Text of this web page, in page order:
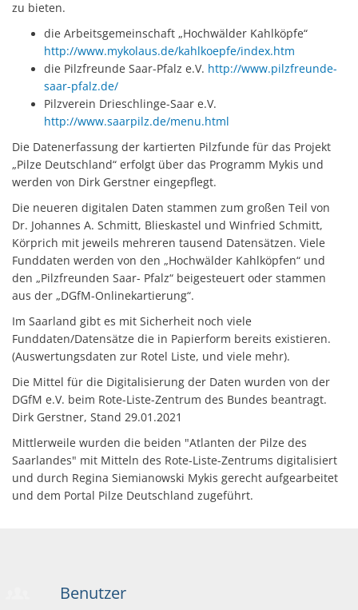
zu bieten.
die Arbeitsgemeinschaft „Hochwälder Kahlköpfe“
http://www.mykolaus.de/kahlkoepfe/index.htm
die Pilzfreunde Saar-Pfalz e.V. http://www.pilzfreunde-
saar-pfalz.de/
Pilzverein Drieschlinge-Saar e.V.
http://www.saarpilz.de/menu.html
Die Datenerfassung der kartierten Pilzfunde für das Projekt
„Pilze Deutschland“ erfolgt über das Programm Mykis und
werden von Dirk Gerstner eingepflegt.
Die neueren digitalen Daten stammen zum großen Teil von
Dr. Johannes A. Schmitt, Blieskastel und Winfried Schmitt,
Körprich mit jeweils mehreren tausend Datensätzen. Viele
Funddaten werden von den „Hochwälder Kahlköpfen“ und
den „Pilzfreunden Saar- Pfalz“ beigesteuert oder stammen
aus der „DGfM-Onlinekartierung“.
Im Saarland gibt es mit Sicherheit noch viele
Funddaten/Datensätze die in Papierform bereits existieren.
(Auswertungsdaten zur Rotel Liste, und viele mehr).
Die Mittel für die Digitalisierung der Daten wurden von der
DGfM e.V. beim Rote-Liste-Zentrum des Bundes beantragt.
Dirk Gerstner, Stand 29.01.2021
Mittlerweile wurden die beiden "Atlanten der Pilze des
Saarlandes" mit Mitteln des Rote-Liste-Zentrums digitalisiert
und durch Regina Siemianowski Mykis gerecht aufgearbeitet
und dem Portal Pilze Deutschland zugeführt.
Benutzer